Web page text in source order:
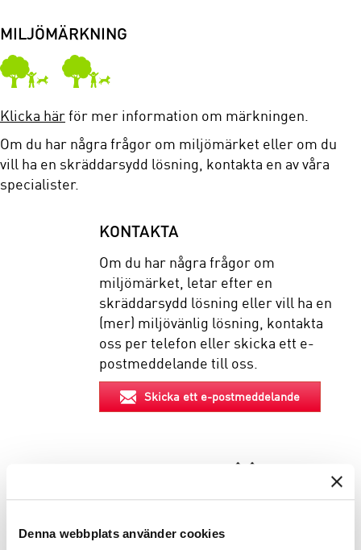
Denna webbplats använder cookies
MILJÖMÄRKNING
Klicka härför mer information om märkningen.
Om du har några frågor om miljömärket eller om du
vill ha en skräddarsydd lösning, kontakta en av våra
specialister.
KONTAKTA
Om du har några frågor om
miljömärket, letar efter en
skräddarsydd lösning eller vill ha en
(mer) miljövänlig lösning, kontakta
oss per telefon eller skicka ett e-
postmeddelande till oss.
Skicka ett e-postmeddelande
BESKRIVNING